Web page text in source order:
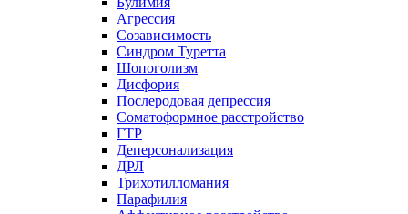
Агрессия
Созависимость
Синдром Туретта
Шопоголизм
Дисфория
Послеродовая депрессия
Соматоформное расстройство
ГТР
Деперсонализация
ДРЛ
Трихотилломания
Парафилия